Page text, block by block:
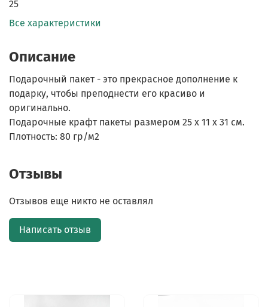
25
Все характеристики
Описание
Подарочный пакет - это прекрасное дополнение к
подарку, чтобы преподнести его красиво и
оригинально.
Подарочные крафт пакеты размером 25 х 11 х 31 см.
Плотность: 80 гр/м2
Отзывы
Отзывов еще никто не оставлял
Написать отзыв